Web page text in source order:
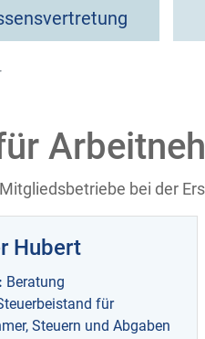
bei der
Hubert
Beratung
für
Steuern und Abgaben